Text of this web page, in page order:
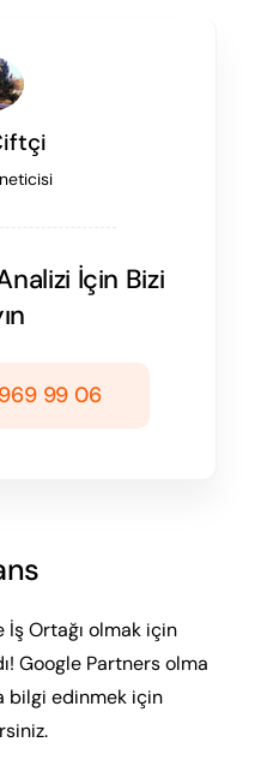
İçin Bizi
99 06
İş Ortağı olmak için
Google Partners olma
bilgi edinmek için